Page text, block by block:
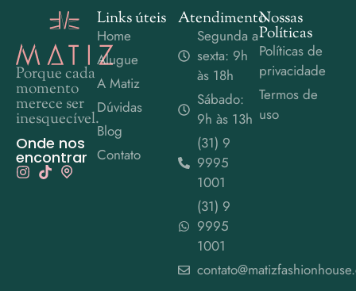
Porque cada
momento
merece ser
inesquecível.
Onde nos
encontrar
Links úteis
Home
Alugue
A Matiz
Dúvidas
Blog
Contato
Atendimento
Segunda a
sexta: 9h
às 18h
Sábado:
9h às 13h
(31) 9
9995
1001
(31) 9
9995
1001
Nossas
Políticas
Políticas de
privacidade
Termos de
uso